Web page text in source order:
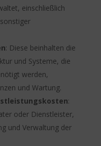
einschließlich
: Diese beinhalten die
und Systeme, die
werden,
und Wartung.
:
oder Dienstleister,
und Verwaltung der